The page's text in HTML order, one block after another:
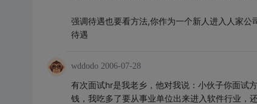
强调待遇也要看方法,你作为一个新人进入人家
待遇
wddodo 2006-07-28
有次面试hr是我老乡，他对我说：小伙子你面试
钱，我吃多了要从事业单位出来进入软件行业